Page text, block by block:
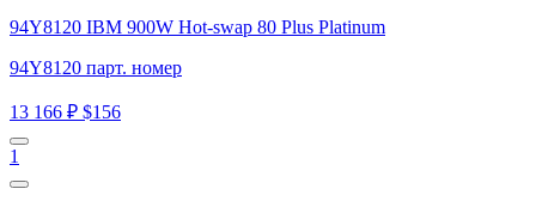
94Y8120 IBM 900W Hot-swap 80 Plus Platinum
94Y8120 парт. номер
13 166 ₽ $156
1